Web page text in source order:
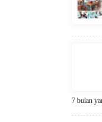
7 bulan